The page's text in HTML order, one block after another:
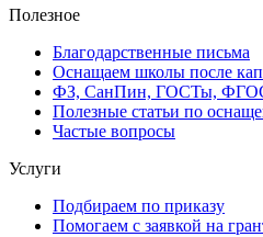
Полезное
Благодарственные письма
Оснащаем школы после
ФЗ, СанПин, ГОСТы,
Полезные статьи по
Частые вопросы
Услуги
Подбираем по приказу
Помогаем с заявкой на